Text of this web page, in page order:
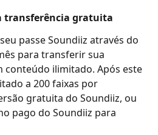
transferência gratuita
passe Soundiiz através do
para transferir sua
conteúdo ilimitado. Após este
a 200 faixas por
gratuita do Soundiiz, ou
pago do Soundiiz para